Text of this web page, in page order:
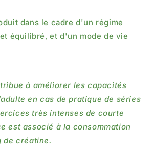
dans le cadre d'un régime
équilibré, et d'un mode de vie
à améliorer les capacités
en cas de pratique de séries
très intenses de courte
est associé à la consommation
de créatine.